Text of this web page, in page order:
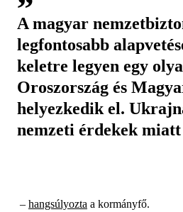
A magyar
legfontosabb
keletre legyen egy
Oroszország és
helyezkedik el.
nemzeti érdekek
– hangsúlyozta a kormányfő.